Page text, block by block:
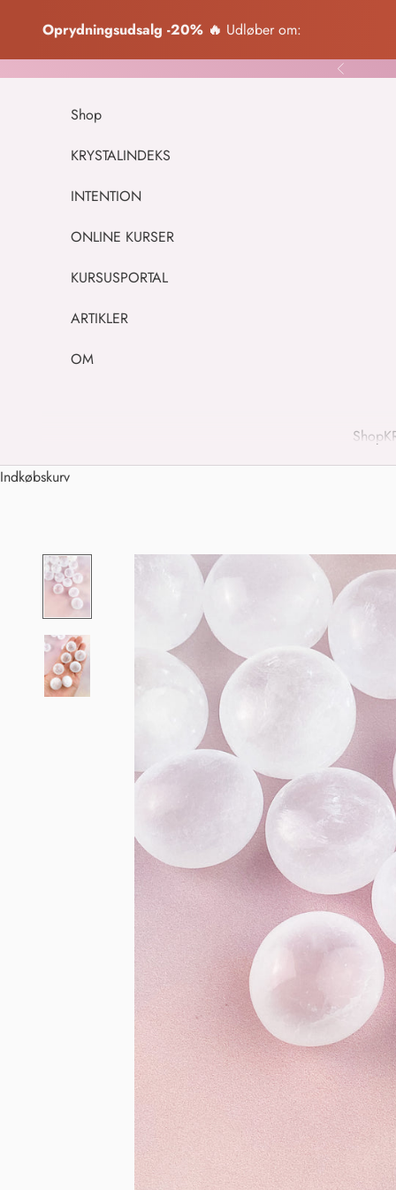
Oprydningsudsalg -20% 🔥 Udløber om:
Forrige
Shop
Shop
KRYSTALINDEKS
INTENTION
ONLINE KURSER
KURSUSPORTAL
ARTIKLER
OM
Indkøbskurv